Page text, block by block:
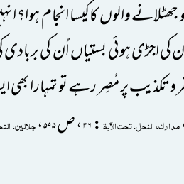
جھٹلانے والوں کاکیسا انجام ہوا؟
اجڑی ہوئی بستیاں اُن کی
و تکذیب پر مُصِر رہے تو تمہارا
مدارک، النحل، تحت الآیۃ : ۳۶، ص۵۹۵،جلالین،